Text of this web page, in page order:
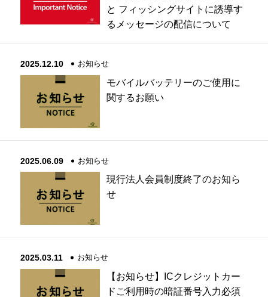
と フィッシングサイトに誘導す
るメッセージの配信について
2025.12.10 お知らせ
モバイルバッテリーのご使用に
関するお願い
2025.06.09 お知らせ
現行法人会員制度終了のお知ら
せ
2025.03.11 お知らせ
【お知らせ】ICクレジットカー
ドご利用時の暗証番号入力必須